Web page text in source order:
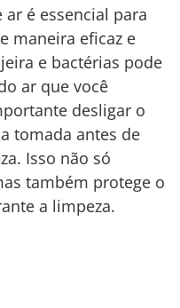
é essencial para
maneira eficaz e
e bactérias pode
ar que você
desligar o
tomada antes de
Isso não só
também protege o
a limpeza.